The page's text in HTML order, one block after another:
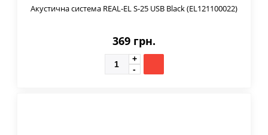
Акустична система REAL-EL S-25 USB Black (EL121100022)
369 грн.